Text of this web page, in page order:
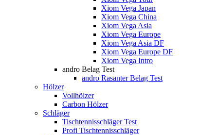
Xiom Vega Japan
Xiom Vega China
Xiom Vega Asia
Xiom Vega Europe
Xiom Vega Asia DF
Xiom Vega Europe DF
Xiom Vega Intro
andro Belag Test
andro Rasanter Belag Test
Hölzer
Vollhölzer
Carbon Hölzer
Schläger
Tischtennisschläger Test
Profi Tischtennisschläger